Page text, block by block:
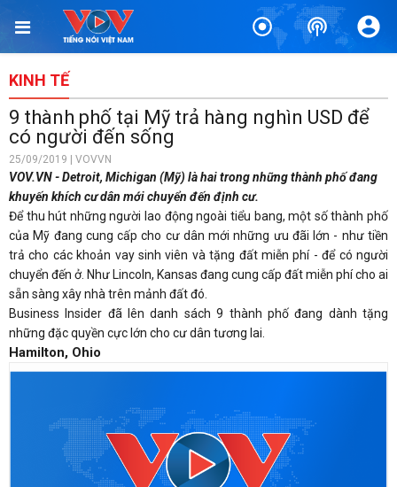
KINH TẾ
9 thành phố tại Mỹ trả hàng nghìn USD để
có người đến sống
25/09/2019 | VOVVN
VOV.VN - Detroit, Michigan (Mỹ) là hai trong những thành phố đang
khuyến khích cư dân mới chuyển đến định cư.
Để thu hút những người lao động ngoài tiểu bang, một số thành phố
của Mỹ đang cung cấp cho cư dân mới những ưu đãi lớn - như tiền
trả cho các khoản vay sinh viên và tặng đất miễn phí - để có người
chuyển đến ở. Như Lincoln, Kansas đang cung cấp đất miễn phí cho ai
sẵn sàng xây nhà trên mảnh đất đó.
Business Insider đã lên danh sách 9 thành phố đang dành tặng
những đặc quyền cực lớn cho cư dân tương lai.
Hamilton, Ohio